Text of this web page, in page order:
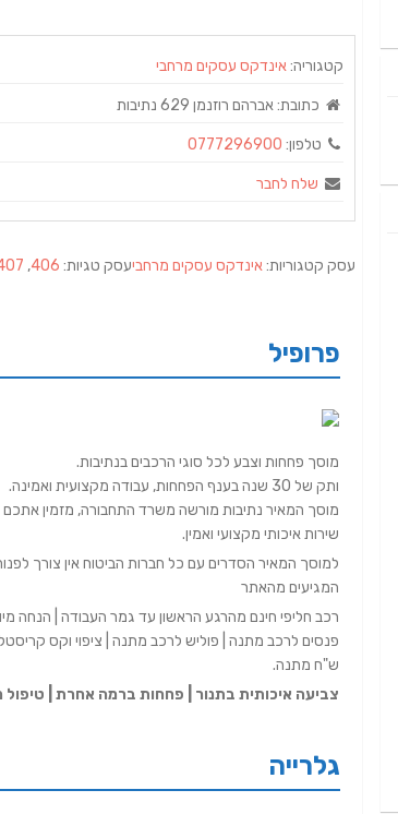
קטגוריה:אינדקס עסקים מרחבי
כתובת:אברהם רוזנמן 629 נתיבות
טלפון: 0777296900
שלח לחבר
עסק קטגוריות:אינדקס עסקים מרחביעסק טגיות: 406
,
פרופיל
מוסך פחחות וצבע לכל סוגי הרכבים בנתיבות.
ותק של 30 שנה בענף הפחחות, עבודה מקצועית ואמינה.
מוסך המאיר נתיבות מורשה משרד התחבורה, מזמין
שירות איכותי מקצועי ואמין.
למוסך המאיר הסדרים עם כל חברות הביטוח אין צורך
המגיעים מהאתר
רכב חליפי חינם מהרגע הראשון עד גמר העבודה | הנחה
ש"ח מתנה.
צביעה איכותית בתנור | פחחות ברמה אחרת |
גלרייה